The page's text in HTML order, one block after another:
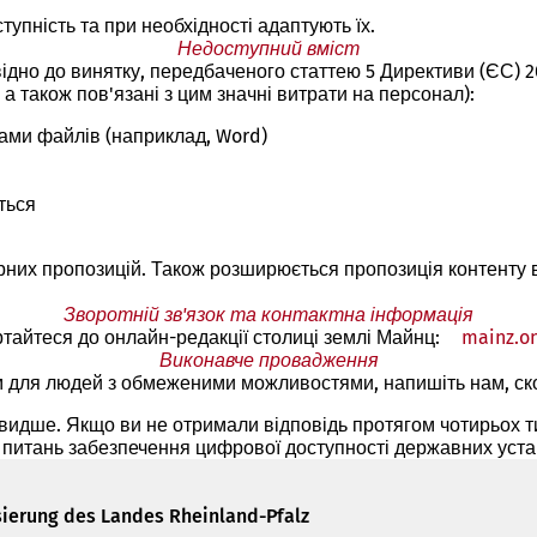
та при необхідності адаптують їх.
Недоступний вміст
до винятку, передбаченого статтею 5 Директиви
а також пов'язані з цим значні витрати на персонал):
файлів (наприклад, Word)
пропозицій. Також розширюється пропозиція контенту
Зворотній зв'язок та контактна інформація
до онлайн-редакції столиці землі Майнц:
Виконавче провадження
людей з обмеженими можливостями, напишіть нам,
Якщо ви не отримали відповідь протягом
забезпечення цифрової доступності державних
des Landes Rheinland-Pfalz